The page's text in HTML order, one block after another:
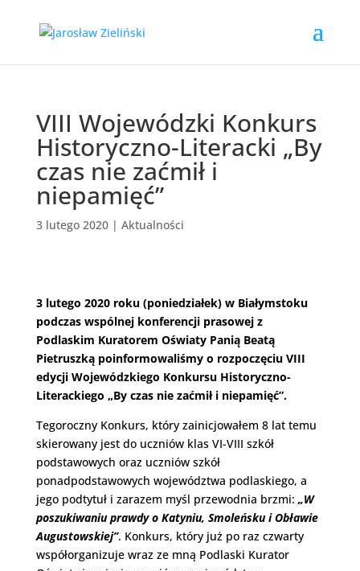
VIII Wojewódzki Konkurs
Historyczno-Literacki „By
czas nie zaćmił i
niepamięć”
3 lutego 2020| Aktualności
3 lutego 2020 roku (poniedziałek) w Białymstoku
podczas wspólnej konferencji prasowej z
Podlaskim Kuratorem Oświaty Panią Beatą
Pietruszką poinformowaliśmy o rozpoczęciu VIII
edycji Wojewódzkiego Konkursu Historyczno-
Literackiego „By czas nie zaćmił i niepamięć”.
Tegoroczny Konkurs, który zainicjowałem 8 lat temu
skierowany jest do uczniów klas VI-VIII szkół
podstawowych oraz uczniów szkół
ponadpodstawowych województwa podlaskiego, a
jego podtytuł i zarazem myśl przewodnia brzmi: „W
poszukiwaniu prawdy o Katyniu, Smoleńsku i Obławie
Augustowskiej”. Konkurs, który już po raz czwarty
współorganizuje wraz ze mną Podlaski Kurator